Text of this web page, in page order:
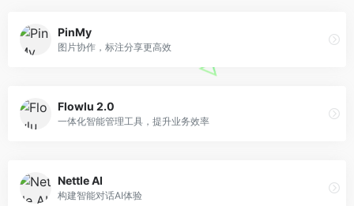
PinMy
图片协作，标注分享更高效
Flowlu 2.0
一体化智能管理工具，提升业务效率
Nettle AI
构建智能对话AI体验